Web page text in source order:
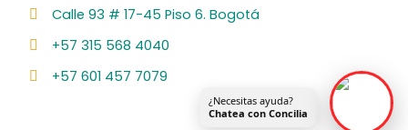
Calle 93 # 17-45 Piso 6. Bogotá
+57 315 568 4040
+57 601 457 7079
¿Necesitas ayuda?
Chatea con Concilia